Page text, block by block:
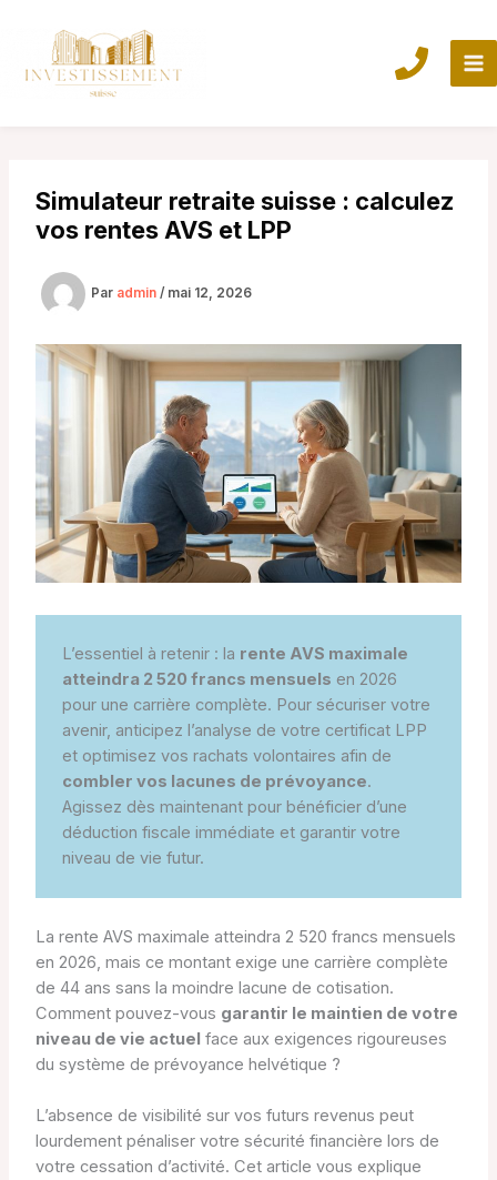
contenu
Simulateur retraite suisse : calculez
vos rentes AVS et LPP
Par admin / mai 12, 2026
L’essentiel à retenir : la rente AVS maximale
atteindra 2 520 francs mensuels en 2026
pour une carrière complète. Pour sécuriser votre
avenir, anticipez l’analyse de votre certificat LPP
et optimisez vos rachats volontaires afin de
combler vos lacunes de prévoyance.
Agissez dès maintenant pour bénéficier d’une
déduction fiscale immédiate et garantir votre
niveau de vie futur.
La rente AVS maximale atteindra 2 520 francs mensuels
en 2026, mais ce montant exige une carrière complète
de 44 ans sans la moindre lacune de cotisation.
Comment pouvez-vous garantir le maintien de votre
niveau de vie actuel face aux exigences rigoureuses
du système de prévoyance helvétique ?
L’absence de visibilité sur vos futurs revenus peut
lourdement pénaliser votre sécurité financière lors de
votre cessation d’activité. Cet article vous explique